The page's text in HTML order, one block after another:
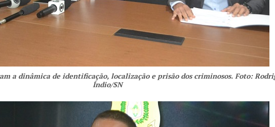
a dinâmica de identificação, localização e prisão dos criminosos. Foto:
Índio/SN